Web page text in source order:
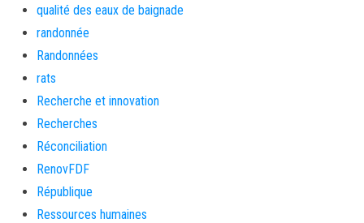
qualité des eaux de baignade
randonnée
Randonnées
rats
Recherche et innovation
Recherches
Réconciliation
RenovFDF
République
Ressources humaines